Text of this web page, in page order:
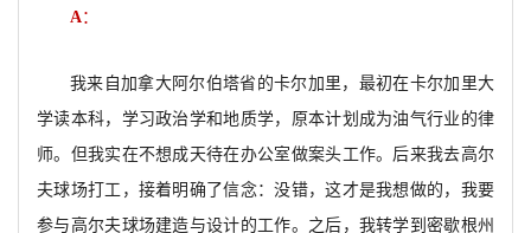
A：
我来自加拿大阿尔伯塔省的卡尔加里，最初在卡尔加里大
学读本科，学习政治学和地质学，原本计划成为油气行业的律
师。但我实在不想成天待在办公室做案头工作。后来我去高尔
夫球场打工，接着明确了信念：没错，这才是我想做的，我要
参与高尔夫球场建造与设计的工作。之后，我转学到密歇根州